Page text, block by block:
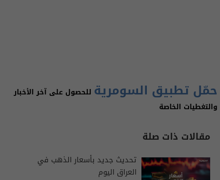
حمّل تطبيق السومرية للحصول على آخر الأخبار
والتغطيات الخاصة
مقالات ذات صلة
تحديث جديد بأسعار الذهب في
العراق اليوم